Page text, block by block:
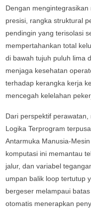
Dengan
presisi, rangka struktural
pendingin yang terisolasi
mempertahankan total
di bawah tujuh puluh lima
menjaga kesehatan
terhadap kerangka kerja
mencegah kelelahan
Dari perspektif
Logika Terprogram
Antarmuka Manusia-
komputasi ini memantau
jalur, dan variabel
umpan balik loop tertutup
bergeser melampaui
otomatis menerapkan